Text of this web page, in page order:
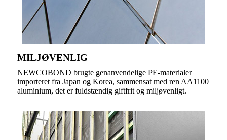
MILJØVENLIG
NEWCOBOND brugte genanvendelige PE-materialer
importeret fra Japan og Korea, sammensat med ren AA1100
aluminium, det er fuldstændig giftfrit og miljøvenligt.